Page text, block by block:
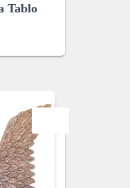
Tablo